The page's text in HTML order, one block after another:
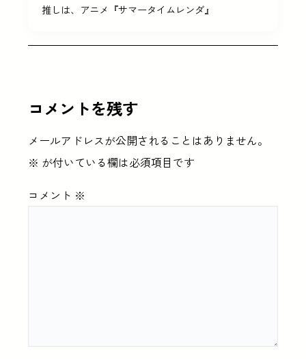
推しは、アニメ『サマータイムレンダ』
コメントを残す
メールアドレスが公開されることはありません。
※ が付いている欄は必須項目です
コメント ※